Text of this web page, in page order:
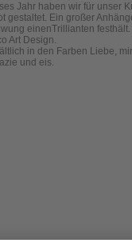
Jahr haben wir für unser
gestaltet. Ein großer
einenTrillianten
Art Design.
in den Farben Liebe,
und eis.